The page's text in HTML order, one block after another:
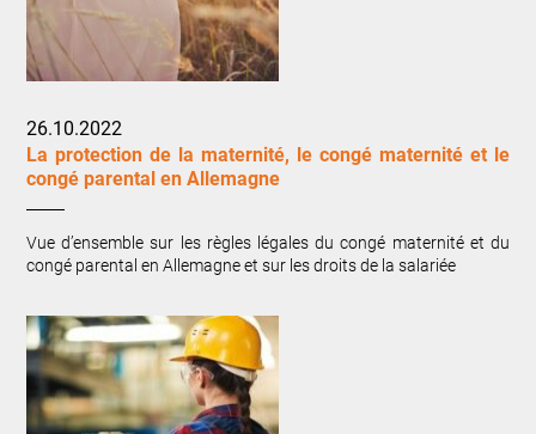
26.10.2022
La protection de la maternité, le congé maternité et le
congé parental en Allemagne
Vue d’ensemble sur les règles légales du congé maternité et du
congé parental en Allemagne et sur les droits de la salariée